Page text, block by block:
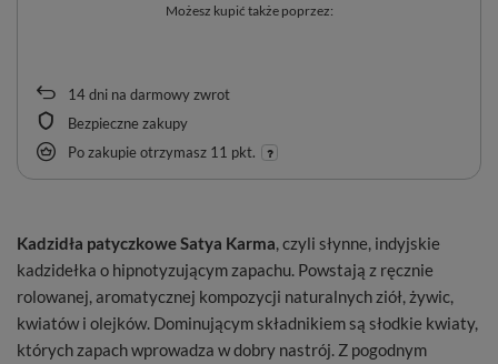
14dni na darmowy zwrot
Bezpieczne zakupy
Po zakupie otrzymasz 11 pkt.
Możesz kupić także poprzez:
Kadzidła patyczkowe Satya Karma, czyli słynne, indyjskie
kadzidełka o hipnotyzującym zapachu. Powstają z ręcznie
rolowanej, aromatycznej kompozycji naturalnych ziół, żywic,
kwiatów i olejków. Dominującym składnikiem są słodkie kwiaty,
których zapach wprowadza w dobry nastrój. Z pogodnym